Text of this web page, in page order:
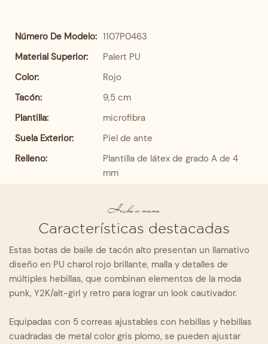
Número De Modelo: 1107P0463
Material Superior:
Palert PU
Color:
Rojo
Tacón:
9,5 cm
Plantilla:
microfibra
Suela Exterior:
Piel de ante
Relleno:
Plantilla de látex de grado A de 4
mm
Hecho a mano
Características destacadas
Estas botas de baile de tacón alto presentan un llamativo
diseño en PU charol rojo brillante, malla y detalles de
múltiples hebillas, que combinan elementos de la moda
punk, Y2K/alt-girl y retro para lograr un look cautivador.
Equipadas con 5 correas ajustables con hebillas y hebillas
cuadradas de metal color gris plomo, se pueden ajustar